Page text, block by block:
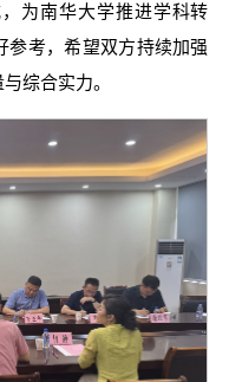
为南华大学推进学科转
参考，希望双方持续加强
综合实力。